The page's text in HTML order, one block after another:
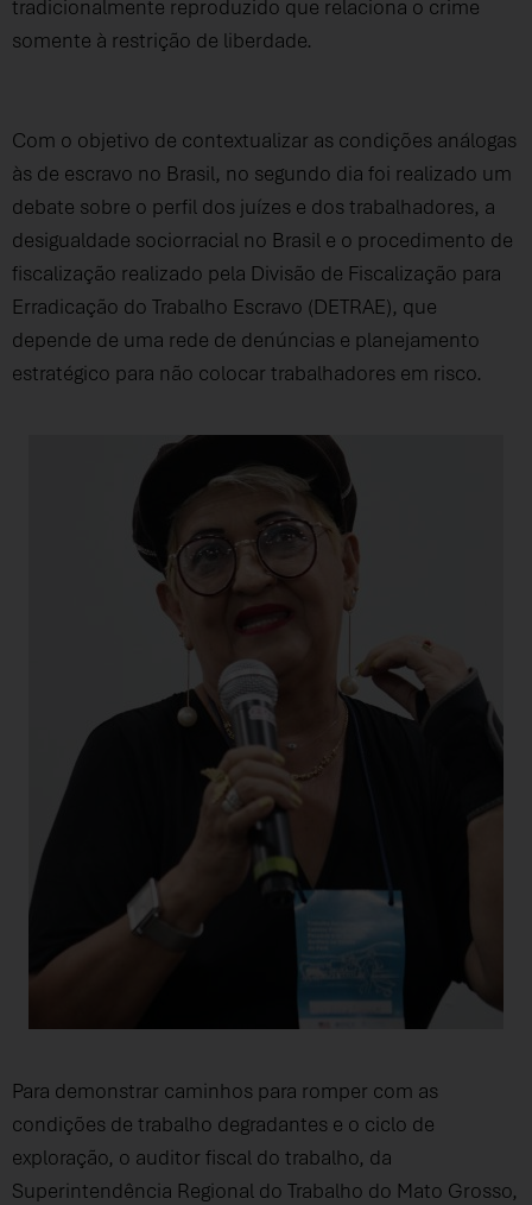
tradicionalmente reproduzido que relaciona o crime
somente à restrição de liberdade.
Com o objetivo de contextualizar as condições análogas
às de escravo no Brasil, no segundo dia foi realizado um
debate sobre o perfil dos juízes e dos trabalhadores, a
desigualdade sociorracial no Brasil e o procedimento de
fiscalização realizado pela Divisão de Fiscalização para
Erradicação do Trabalho Escravo (DETRAE), que
depende de uma rede de denúncias e planejamento
estratégico para não colocar trabalhadores em risco.
Para demonstrar caminhos para romper com as
condições de trabalho degradantes e o ciclo de
exploração, o auditor fiscal do trabalho, da
Superintendência Regional do Trabalho do Mato Grosso,